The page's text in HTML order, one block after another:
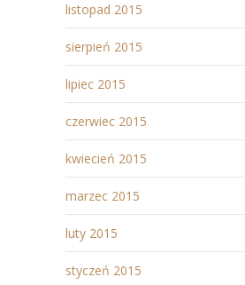
listopad 2015
sierpień 2015
lipiec 2015
czerwiec 2015
kwiecień 2015
marzec 2015
luty 2015
styczeń 2015